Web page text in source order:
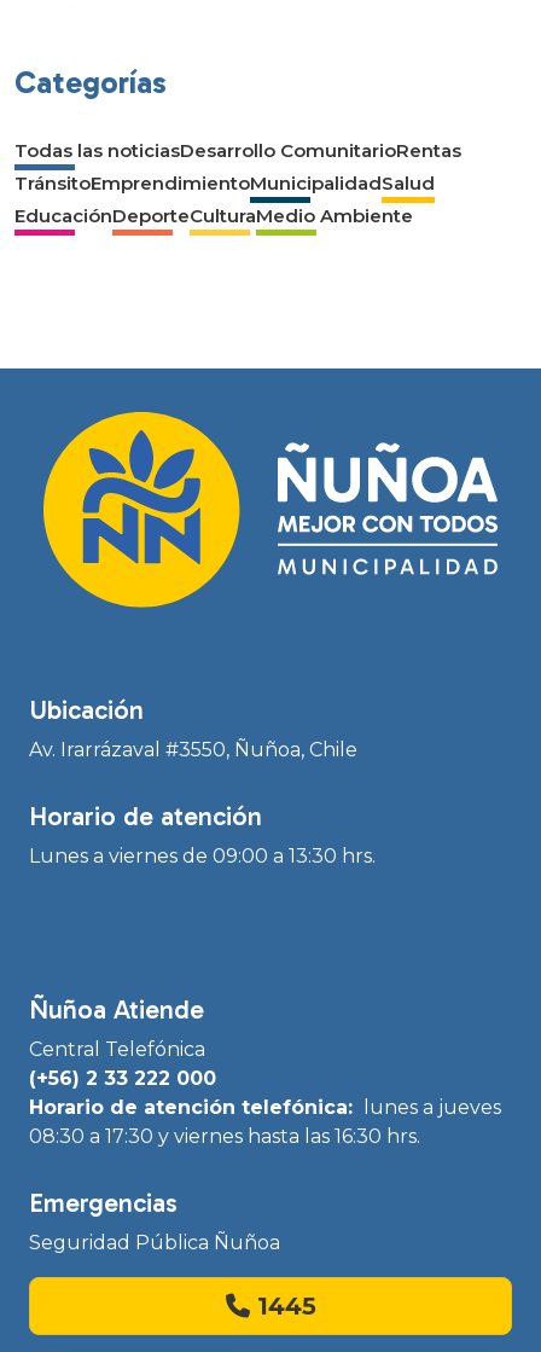
Categorías
Todas las noticiasDesarrollo ComunitarioRentas
TránsitoEmprendimientoMunicipalidadSalud
EducaciónDeporteCulturaMedio Ambiente
Ubicación
Av. Irarrázaval #3550, Ñuñoa, Chile
Horario de atención
Lunes a viernes de 09:00 a 13:30 hrs.
Ñuñoa Atiende
Central Telefónica
(+56) 2 33 222 000
Horario de atención telefónica:
lunes a jueves
08:30 a 17:30 y viernes hasta las 16:30 hrs.
Emergencias
Seguridad Pública Ñuñoa
1445